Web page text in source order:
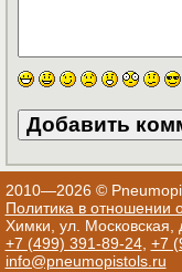
2010—2026 ©
Политика в отношении
Химки, ул. Московская,
+7 (499) 391-89-24, +7
info@pneumopistols.ru